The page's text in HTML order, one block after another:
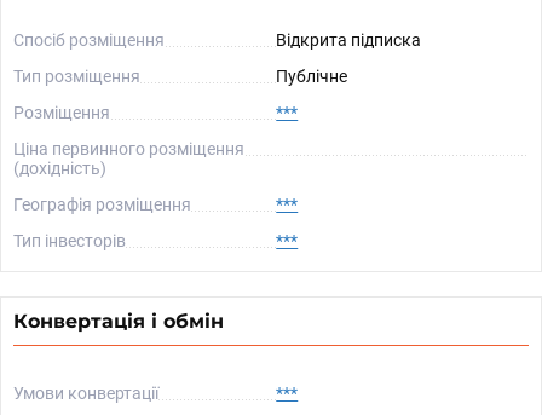
Спосіб розміщення
Відкрита підписка
Тип розміщення
Публічне
Розміщення
***
Ціна первинного розміщення
(дохідність)
Географія розміщення
***
Тип інвесторів
***
Конвертація і обмін
Умови конвертації ***